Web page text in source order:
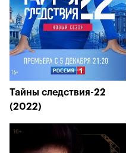
Тайны следствия-22
(2022)